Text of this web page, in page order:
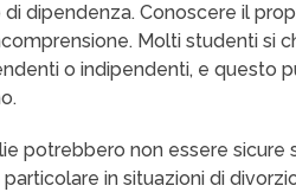
dipendenza. Conoscere il
Molti studenti si
o indipendenti, e questo
potrebbero non essere sicure
particolare in situazioni di